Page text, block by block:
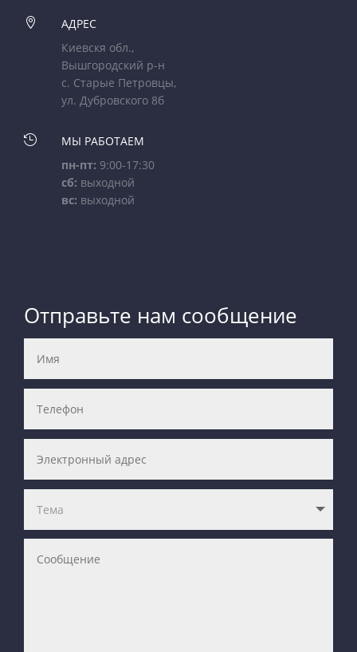

АДРЕС
Киевскя обл.,
Вышгородский р-н
с. Старые Петровцы,
ул. Дубровского 8б

МЫ РАБОТАЕМ
пн-пт: 9:00-17:30
сб: выходной
вс: выходной
Отправьте нам сообщение